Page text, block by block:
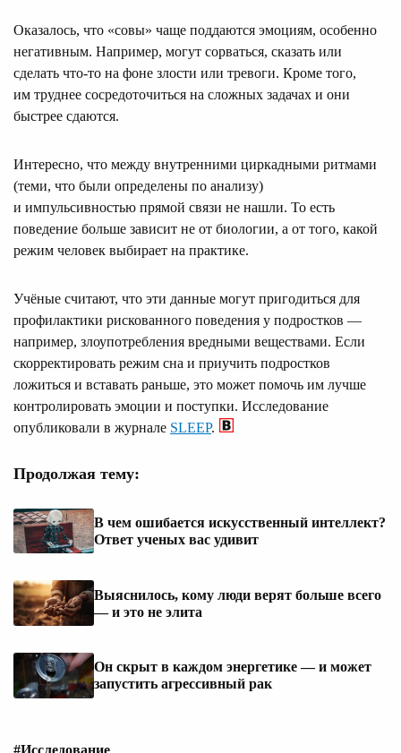
Оказалось, что «совы» чаще поддаются эмоциям, особенно
негативным. Например, могут сорваться, сказать или
сделать что-то на фоне злости или тревоги. Кроме того,
им труднее сосредоточиться на сложных задачах и они
быстрее сдаются.
Интересно, что между внутренними циркадными ритмами
(теми, что были определены по анализу)
и импульсивностью прямой связи не нашли. То есть
поведение больше зависит не от биологии, а от того, какой
режим человек выбирает на практике.
Учёные считают, что эти данные могут пригодиться для
профилактики рискованного поведения у подростков —
например, злоупотребления вредными веществами. Если
скорректировать режим сна и приучить подростков
ложиться и вставать раньше, это может помочь им лучше
контролировать эмоции и поступки. Исследование
опубликовали в журнале SLEEP.
Продолжая тему:
В чем ошибается искусственный интеллект?
Ответ ученых вас удивит
Выяснилось, кому люди верят больше всего
— и это не элита
Он скрыт в каждом энергетике — и может
запустить агрессивный рак
#Исследование